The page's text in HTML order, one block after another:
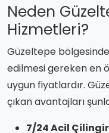
Neden
Hizmetleri?
Güzeltepe
edilmesi gereken en
uygun fiyatlardır.
çıkan avantajları
7/24 Acil